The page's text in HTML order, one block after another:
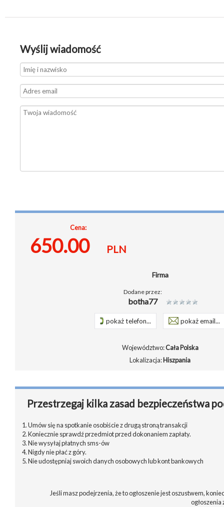
Wyślij wiadomość
Cena:
650.00 PLN
Firma
Dodane przez:
botha77
pokaż telefon... pokaż email...
Województwo:Cała Polska
Lokalizacja:Hiszpania
Przestrzegaj kilka zasad bezpieczeństwa
1. Umów się na spotkanie osobiście z drugą stroną transakcji
2. Koniecznie sprawdź przedmiot przed dokonaniem zapłaty.
3. Nie wysyłaj płatnych sms-ów
4. Nigdy nie płać z góry.
5. Nie udostępniaj swoich danych osobowych lub kont bankowych
Jeśli masz podejrzenia, że to ogłoszenie jest oszustwem,